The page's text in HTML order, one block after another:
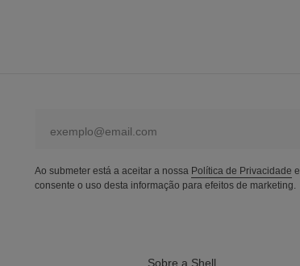
Ao submeter está a aceitar a nossa Política de Privacidade e
consente o uso desta informação para efeitos de marketing.
Sobre a Shell